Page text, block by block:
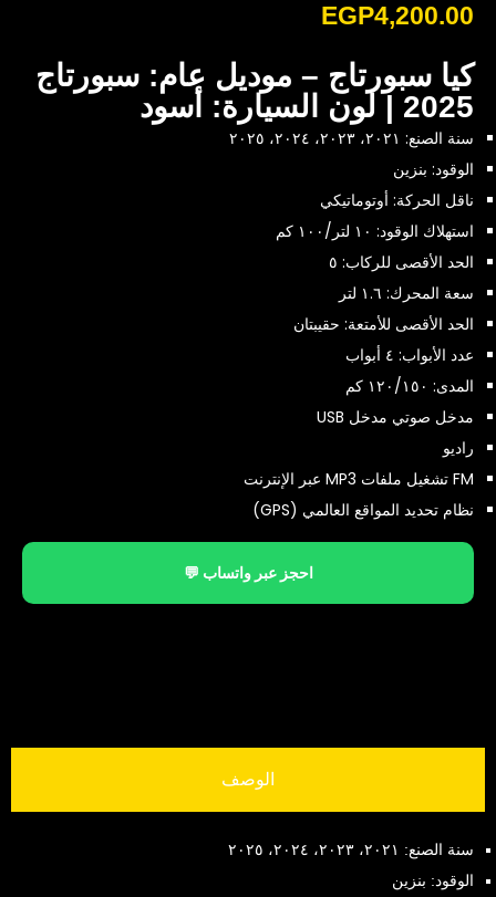
EGP4,200.00
كيا سبورتاج – موديل عام: سبورتاج
2025 | لون السيارة: أسود
سنة الصنع: ٢٠٢١، ٢٠٢٣، ٢٠٢٤، ٢٠٢٥
الوقود: بنزين
ناقل الحركة: أوتوماتيكي
استهلاك الوقود: ١٠ لتر/١٠٠ كم
الحد الأقصى للركاب: ٥
سعة المحرك: ١.٦ لتر
الحد الأقصى للأمتعة: حقيبتان
عدد الأبواب: ٤ أبواب
المدى: ١٢٠/١٥٠ كم
مدخل صوتي مدخل USB
راديو
FM تشغيل ملفات MP3 عبر الإنترنت
نظام تحديد المواقع العالمي (GPS)
احجز عبر واتساب 💬
الوصف
سنة الصنع: ٢٠٢١، ٢٠٢٣، ٢٠٢٤، ٢٠٢٥
الوقود: بنزين